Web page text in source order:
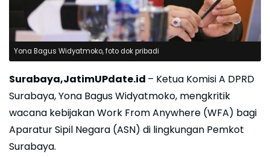
Yona Bagus Widyatmoko, foto dok pribadi
Surabaya,JatimUPdate.id – Ketua Komisi A DPRD
Surabaya, Yona Bagus Widyatmoko, mengkritik
wacana kebijakan Work From Anywhere (WFA) bagi
Aparatur Sipil Negara (ASN) di lingkungan Pemkot
Surabaya.